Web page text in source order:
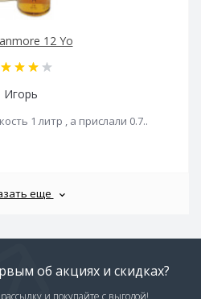
12 Yo
Игорь
1 литр , а прислали 0.7..
еще
об акциях и скидках?
и покупайте с выгодой!